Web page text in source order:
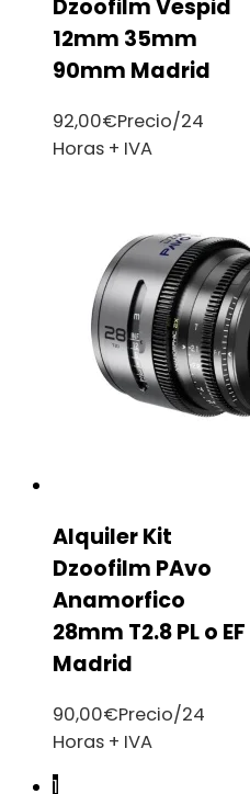
Dzoofilm Vespid
12mm 35mm
90mm Madrid
92,00€Precio/24
Horas + IVA
Alquiler Kit
Dzoofilm PAvo
Anamorfico
28mm T2.8 PL o EF
Madrid
90,00€Precio/24
Horas + IVA
1